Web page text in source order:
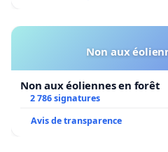
Non aux
Non aux éoliennes en forêt
2 786 signatures
Avis de transparence